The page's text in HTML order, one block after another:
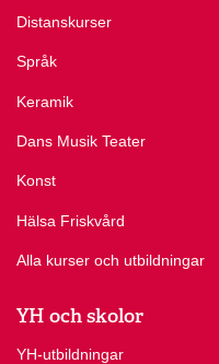
Distanskurser
Språk
Keramik
Dans Musik Teater
Konst
Hälsa Friskvård
Alla kurser och utbildningar
YH och skolor
YH-utbildningar